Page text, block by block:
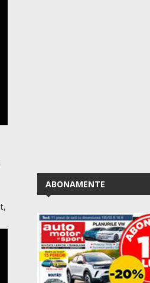
ABONAMENTE